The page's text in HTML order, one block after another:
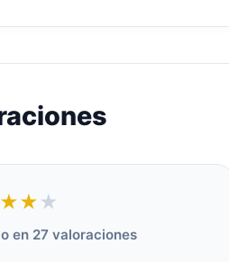
★
en 27 valoraciones